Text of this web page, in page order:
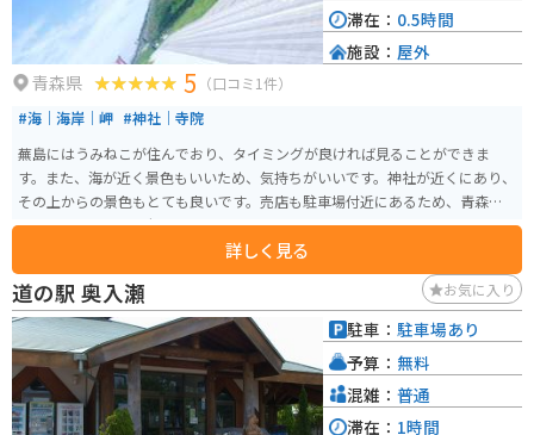
青森県 5 （口コミ1件）
#海｜海岸｜岬 #神社｜寺院
蕪島にはうみねこが住んでおり、タイミングが良ければ見ることができま
す。また、海が近く景色もいいため、気持ちがいいです。神社が近くにあり、
その上からの景色もとても良いです。売店も駐車場付近にあるため、青森の
お土産を買うのにも便利です。
詳しく見る
滞在： 0.5時間
施設： 屋外
道の駅 奥入瀬 お気に入り
駐車： 駐車場あり
予算： 無料
混雑： 普通
滞在： 1時間